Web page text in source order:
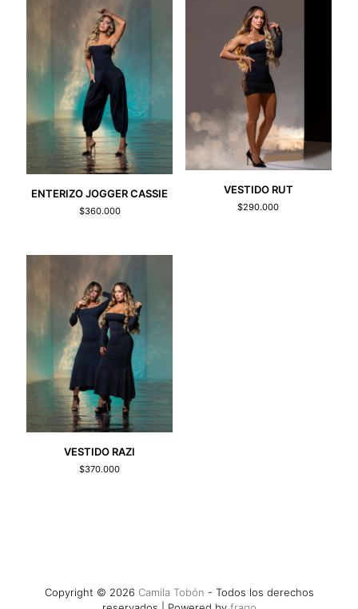
ENTERIZO JOGGER CASSIE
$360.000
VESTIDO RUT
$290.000
VESTIDO RAZI
$370.000
Copyright © 2026 Camila Tobón - Todos los derechos